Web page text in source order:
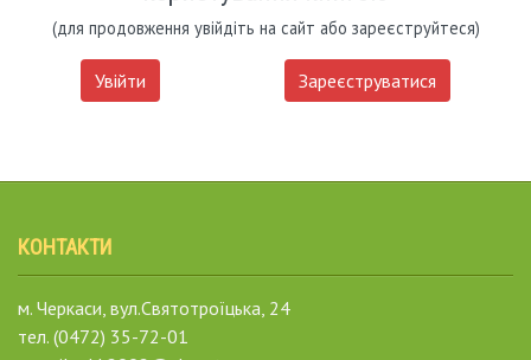
(для продовження увійдіть на сайт або зареєструйтеся)
Увійти Зареєструватися
КОНТАКТИ
м. Черкаси, вул.Святотроїцька, 24
тел. (0472) 35-72-01